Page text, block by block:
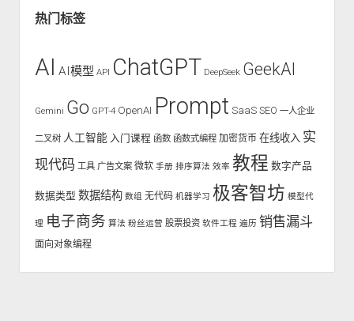
热门标签
AI AI模型 API ChatGPT DeepSeek GeekAI
Gemini Go GPT-4 OpenAI Prompt SaaS SEO 一人企业
二叉树 人工智能 入门课程 函数 函数式编程 加密货币 在线收入 实
现代码 工具 广告文案 微软 手册 排序算法 效率 教程 数字产品
数据类型 数据结构 数组 无代码 机器学习 极客智坊 模型代
理 电子商务 算法 粉丝运营 股票投资 软件工程 遍历 销售漏斗
面向对象编程